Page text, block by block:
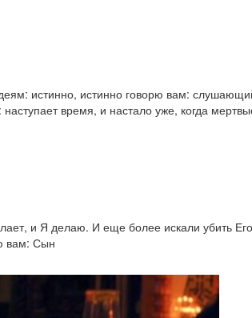
истинно, истинно говорю вам:
время, и настало уже, когда
и Я делаю. И еще более искали убить
вам: Сын